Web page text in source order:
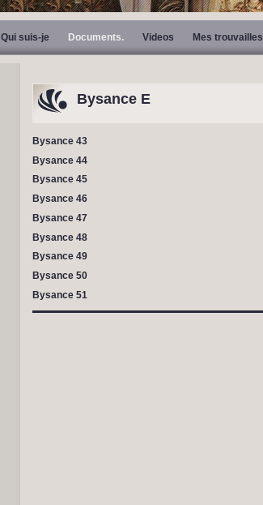
Qui suis-je Documents. Videos Mes trouvailles
Bysance E
Bysance 43
Bysance 44
Bysance 45
Bysance 46
Bysance 47
Bysance 48
Bysance 49
Bysance 50
Bysance 51